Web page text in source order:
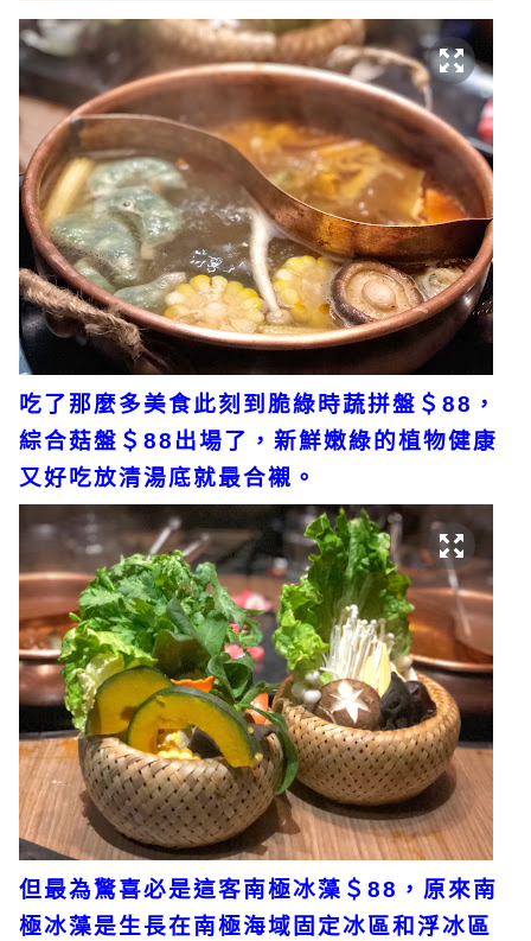
吃了那麼多美食此刻到脆綠時蔬拼盤＄88，
綜合菇盤＄88出場了，新鮮嫩綠的植物健康
又好吃放清湯底就最合襯。
但最為驚喜必是這客南極冰藻＄88，原來南
極冰藻是生長在南極海域固定冰區和浮冰區